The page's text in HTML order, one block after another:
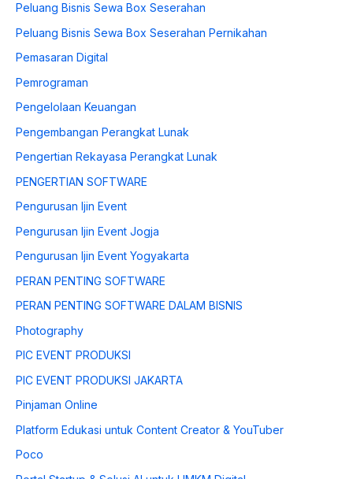
Peluang Bisnis Sewa Box Seserahan
Peluang Bisnis Sewa Box Seserahan Pernikahan
Pemasaran Digital
Pemrograman
Pengelolaan Keuangan
Pengembangan Perangkat Lunak
Pengertian Rekayasa Perangkat Lunak
PENGERTIAN SOFTWARE
Pengurusan Ijin Event
Pengurusan Ijin Event Jogja
Pengurusan Ijin Event Yogyakarta
PERAN PENTING SOFTWARE
PERAN PENTING SOFTWARE DALAM BISNIS
Photography
PIC EVENT PRODUKSI
PIC EVENT PRODUKSI JAKARTA
Pinjaman Online
Platform Edukasi untuk Content Creator & YouTuber
Poco